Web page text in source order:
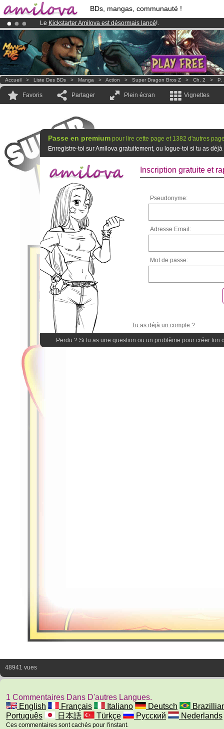
BDs, mangas, communauté !
Le Kickstarter Amilova est désormais lancé!.
Abonnement premium: à partir de3.95 eurospar mois !Clique ici
Déjà 134393membreset 1208BDs & Mangas!
Accueil > Liste Des BDs > Manga > Action > Super Dragon Bros Z > Ch. 2 > P.
Favoris Partager Plein écran Vignettes
Passe en premium pour lire cette page et 1382 d'autres
Enregistre-toi sur Amilova gratuitement, ou logue-toi si tu as
Inscription gratuite et
Pseudonyme:
Adresse Email:
Mot de passe:
Tu as déjà un compte ?
Perdu ? Si tu as une question ou un problème pour créer ton
48941 vues
1 Commentaires Dans D'autres Langues.
English
Français Italiano Deutsch
Português
日本語 Türkçe Русский Nederlands
Ces commentaires sont cachés pour l'instant.